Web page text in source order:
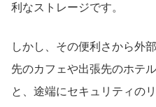
利なストレージです。
しかし、その便利さから外
先のカフェや出張先のホテ
と、途端にセキュリティの